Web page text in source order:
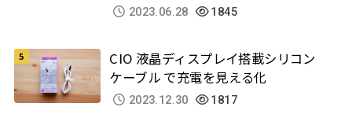
2023.06.28 1845
CIO 液晶ディスプレイ搭載シリコン
ケーブル で充電を見える化
2023.12.30 1817